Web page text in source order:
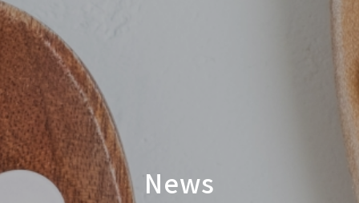
News